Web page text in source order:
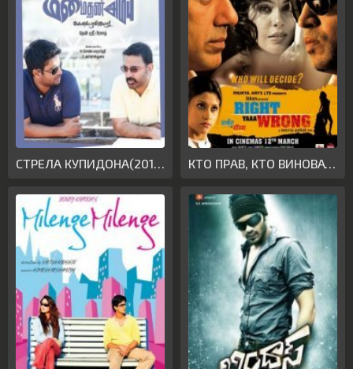
СТРЕЛА КУПИДОНА(2010) КТО ПРАВ, КТО ВИНОВАТ(2010)